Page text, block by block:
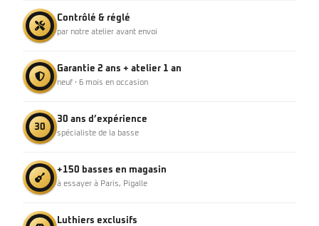
Contrôlé & réglé
par notre atelier avant envoi
Garantie 2 ans + atelier 1 an
neuf · 6 mois en occasion
30
30 ans d’expérience
spécialiste de la basse
+150 basses en magasin
à essayer à Paris, Pigalle
Luthiers exclusifs